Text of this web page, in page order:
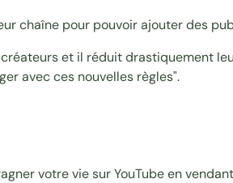
chaîne pour pouvoir ajouter des
et il réduit drastiquement
avec ces nouvelles règles".
votre vie sur YouTube en